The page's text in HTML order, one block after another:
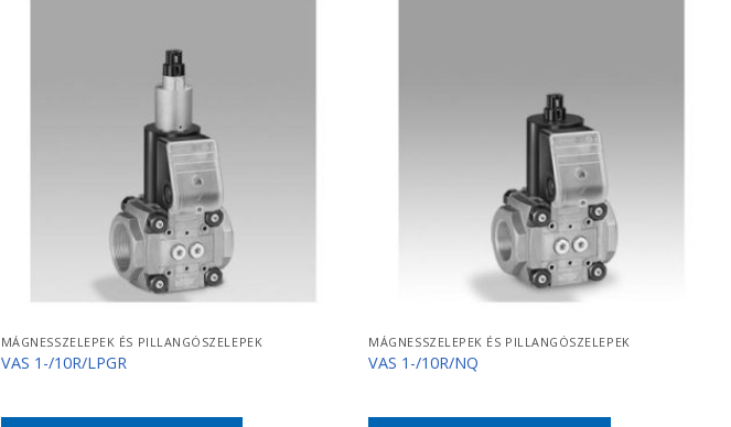
MÁGNESSZELEPEK ÉS PILLANGÓSZELEPEK
VAS 1-/10R/LPGR
MÁGNESSZELEPEK ÉS PILLANGÓSZELEPEK
VAS 1-/10R/NQ